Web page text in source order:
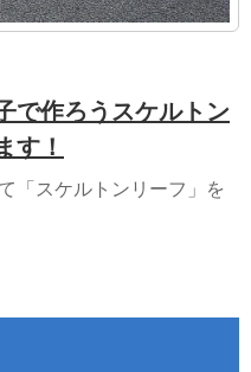
で作ろうスケルトン
す！
「スケルトンリーフ」を